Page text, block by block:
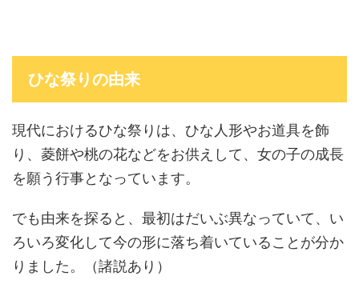
ひな祭りの由来
現代におけるひな祭りは、ひな人形やお道具を飾
り、菱餅や桃の花などをお供えして、女の子の成長
を願う行事となっています。
でも由来を探ると、最初はだいぶ異なっていて、い
ろいろ変化して今の形に落ち着いていることが分か
りました。（諸説あり）